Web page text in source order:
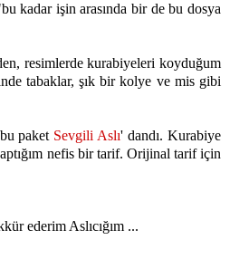
kadar işin arasında bir de bu dosya
resimlerde kurabiyeleri koyduğum
tabaklar, şık bir kolye ve mis gibi
paket Sevgili Aslı'dandı. Kurabiye
nefis bir tarif. Orijinal tarif için
ederim Aslıcığım ...